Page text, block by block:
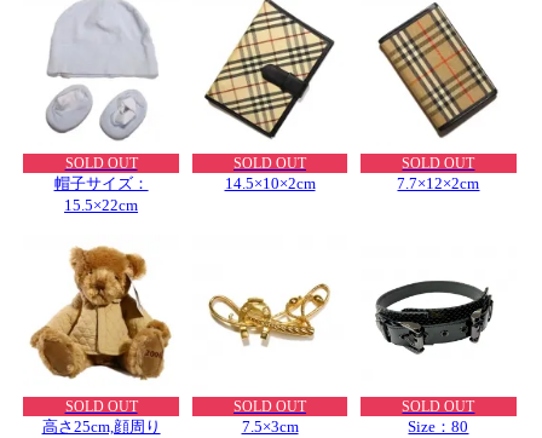
SOLD OUT
帽子サイズ：
15.5×22cm
SOLD OUT
14.5×10×2cm
SOLD OUT
7.7×12×2cm
SOLD OUT
高さ25cm,顔周り
SOLD OUT
7.5×3cm
SOLD OUT
Size：80